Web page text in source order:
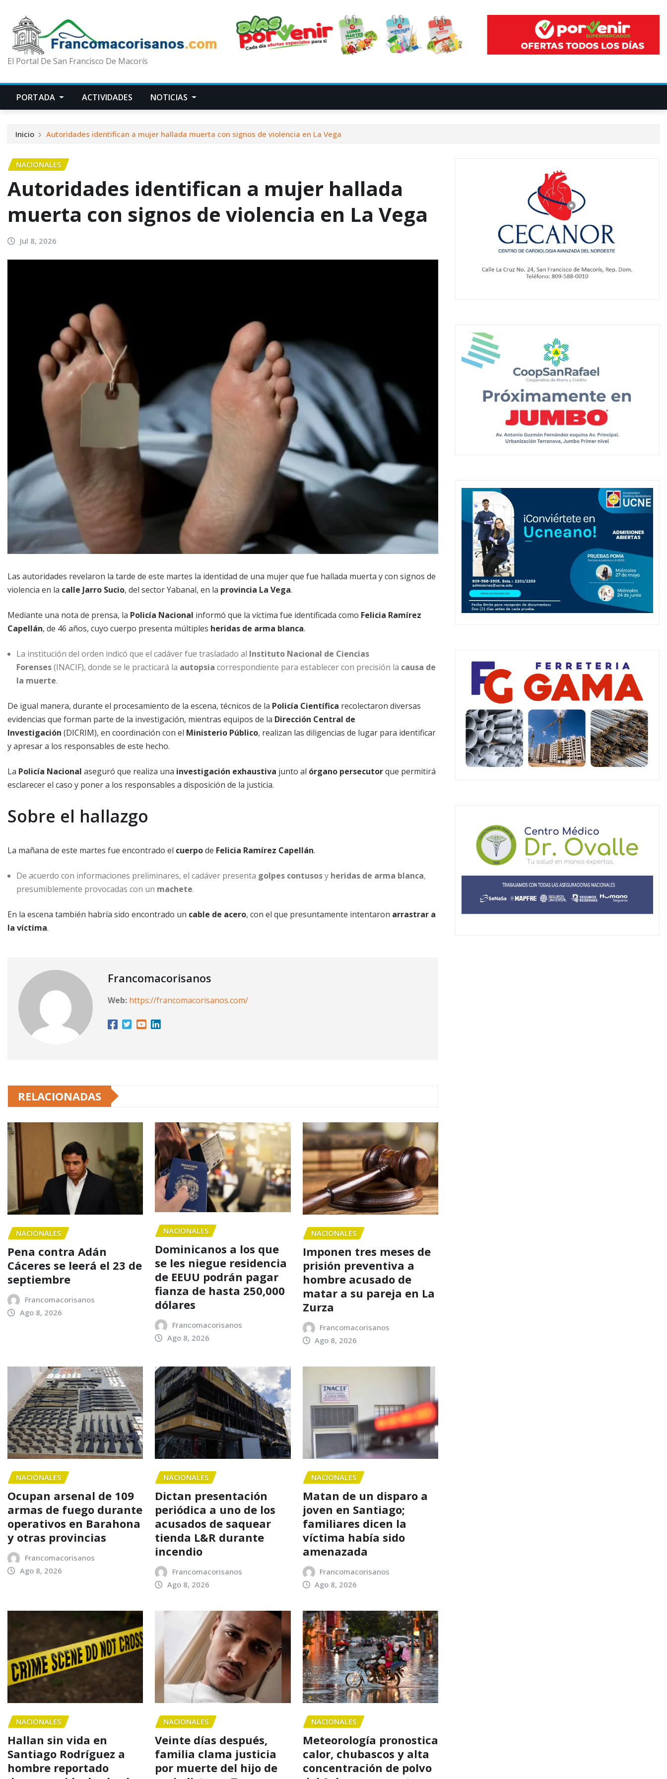
El Portal De San Francisco De Macorís
PORTADA ACTIVIDADES NOTICIAS
Inicio Autoridades identifican a mujer hallada muerta con signos de violencia en La Vega
NACIONALES
Autoridades identifican a mujer hallada
muerta con signos de violencia en La Vega
Jul 8, 2026
Las autoridades revelaron la tarde de este martes la identidad de una mujer que fue hallada muerta y con signos de
violencia en la calle Jarro Sucio, del sector Yabanal, en la provincia La Vega.
Mediante una nota de prensa, la Policía Nacional informó que la víctima fue identificada como Felicia Ramírez
Capellán, de 46 años, cuyo cuerpo presenta múltiples heridas de arma blanca.
La institución del orden indicó que el cadáver fue trasladado al Instituto Nacional de Ciencias
Forenses(INACIF), donde se le practicará la autopsia correspondiente para establecer con precisión la causa de
la muerte.
De igual manera, durante el procesamiento de la escena, técnicos de la Policía Científica recolectaron diversas
evidencias que forman parte de la investigación, mientras equipos de la Dirección Central de
Investigación (DICRIM), en coordinación con el Ministerio Público, realizan las diligencias de lugar para identificar
y apresar a los responsables de este hecho.
La Policía Nacional aseguró que realiza una investigación exhaustiva junto al órgano persecutorque permitirá
esclarecer el caso y poner a los responsables a disposición de la justicia.
Sobre el hallazgo
La mañana de este martes fue encontrado el cuerpode Felicia Ramírez Capellán.
De acuerdo con informaciones preliminares, el cadáver presenta golpes contusosy heridas de arma blanca,
presumiblemente provocadas con un machete.
En la escena también habría sido encontrado un cable de acero, con el que presuntamente intentaron arrastrar a
la víctima.
Francomacorisanos
Web: https://francomacorisanos.com/
RELACIONADAS
NACIONALES
Pena contra Adán
Cáceres se leerá el 23 de
septiembre
Francomacorisanos
Ago 8, 2026
NACIONALES
Dominicanos a los que
se les niegue residencia
de EEUU podrán pagar
fianza de hasta 250,000
dólares
Francomacorisanos
Ago 8, 2026
NACIONALES
Imponen tres meses de
prisión preventiva a
hombre acusado de
matar a su pareja en La
Zurza
Francomacorisanos
Ago 8, 2026
NACIONALES
Ocupan arsenal de 109
armas de fuego durante
operativos en Barahona
y otras provincias
Francomacorisanos
Ago 8, 2026
NACIONALES
Dictan presentación
periódica a uno de los
acusados de saquear
tienda L&R durante
incendio
Francomacorisanos
Ago 8, 2026
NACIONALES
Matan de un disparo a
joven en Santiago;
familiares dicen la
víctima había sido
amenazada
Francomacorisanos
Ago 8, 2026
NACIONALES
Hallan sin vida en
Santiago Rodríguez a
hombre reportado
NACIONALES
Veinte días después,
familia clama justicia
por muerte del hijo de
NACIONALES
Meteorología pronostica
calor, chubascos y alta
concentración de polvo